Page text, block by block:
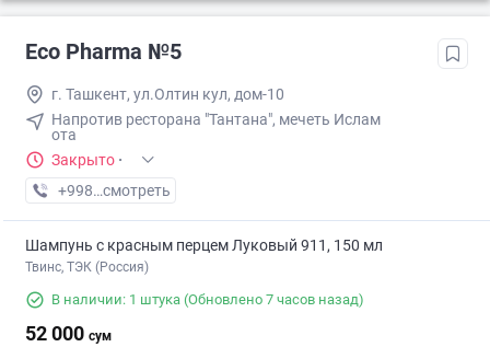
Eco Pharma №5
г. Ташкент, ул.Олтин кул, дом-10
Напротив ресторана "Тантана", мечеть Ислам
ота
Закрыто ·
+998 (55) XXX-XX-XX
смотреть
Шампунь с красным перцем Луковый 911, 150 мл
Твинс, ТЭК (Россия)
В наличии: 1 штука (Обновлено 7 часов назад)
52 000 сум